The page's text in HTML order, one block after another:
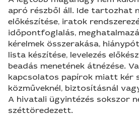
apró részből áll. Ide tartozhat
előkészítése, iratok
időpontfoglalás,
kérelmek összerakása,
lista készítése, levelezés
beadás menetének átnézése.
kapcsolatos papírok miatt kér
közműveknél, biztosításnál
A hivatali ügyintézés sokszor
széttöredezett.